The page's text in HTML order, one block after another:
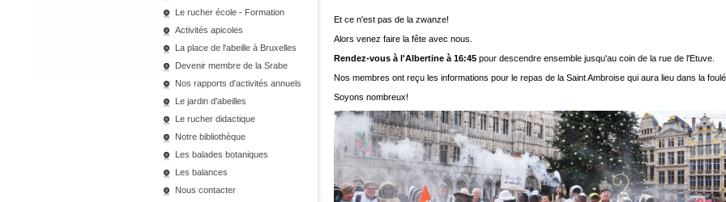
Le rucher école - Formation
Activités apicoles
La place de l'abeille à Bruxelles
Devenir membre de la Srabe
Nos rapports d'activités annuels
Le jardin d'abeilles
Le rucher didactique
Notre bibliothèque
Les balades botaniques
Les balances
Nous contacter
Et ce n'est pas de la zwanze!
Alors venez faire la fête avec nous.
Rendez-vous à l'Albertine à 16:45 pour descendre ensemble jusqu'au coin de la rue de l'Etuve.
Nos membres ont reçu les informations pour le repas de la Saint Ambroise qui aura lieu dans la
Soyons nombreux!